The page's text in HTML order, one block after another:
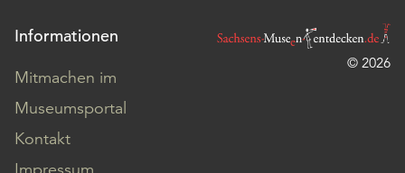
Informationen
Mitmachen im
Museumsportal
Kontakt
© 2026